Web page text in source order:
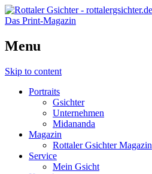
Das Print-Magazin
Menu
Skip to content
Portraits
Gsichter
Unternehmen
Midananda
Magazin
Rottaler Gsichter Magazin
Service
Mein Gsicht